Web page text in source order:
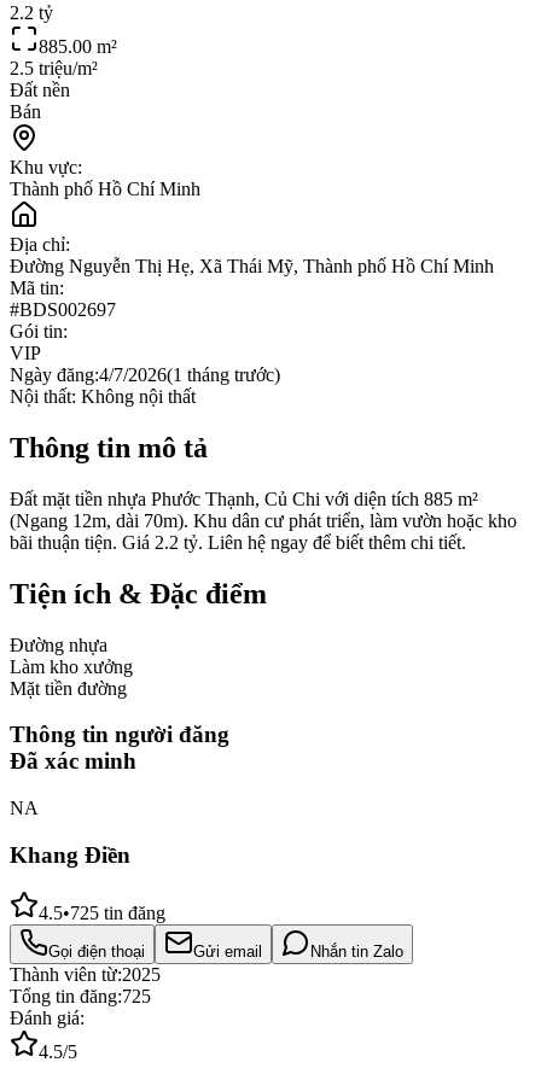
2.2 tỷ
885.00 m²
2.5 triệu/m²
Đất nền
Bán
Khu vực:
Thành phố Hồ Chí Minh
Địa chỉ:
Đường Nguyễn Thị Hẹ, Xã Thái Mỹ, Thành phố Hồ Chí Minh
Mã tin:
#BDS002697
Gói tin:
VIP
Ngày đăng:4/7/2026(1 tháng trước)
Nội thất: Không nội thất
Thông tin mô tả
Đất mặt tiền nhựa Phước Thạnh, Củ Chi với diện tích 885 m²
(Ngang 12m, dài 70m). Khu dân cư phát triển, làm vườn hoặc kho
bãi thuận tiện. Giá 2.2 tỷ. Liên hệ ngay để biết thêm chi tiết.
Tiện ích & Đặc điểm
Đường nhựa
Làm kho xưởng
Mặt tiền đường
Thông tin người đăng
Đã xác minh
NA
Khang Điền
4.5•725 tin đăng
Gọi điện thoại Gửi email Nhắn tin Zalo
Thành viên từ:2025
Tổng tin đăng:725
Đánh giá:
4.5/5